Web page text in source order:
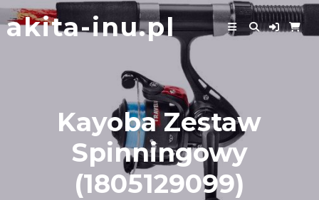
Skip
to
content
akita-inu.pl
Kayoba Zestaw
Spinningowy
(1805129099)